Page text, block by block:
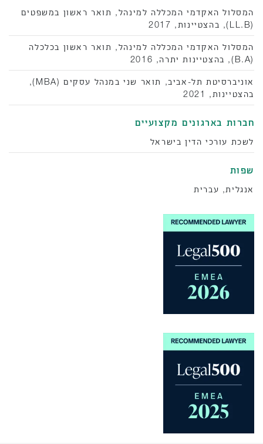
המסלול האקדמי המכללה למינהל, תואר ראשון במשפטים
(LL.B), בהצטיינות, 2017
המסלול האקדמי המכללה למינהל, תואר ראשון בכלכלה
(B.A), בהצטיינות יתרה, 2016
אוניברסיטת תל-אביב, תואר שני במנהל עסקים (MBA),
בהצטיינות, 2021
‫חברות בארגונים מקצועיים
לשכת עורכי הדין בישראל
שפות
אנגלית, עברית